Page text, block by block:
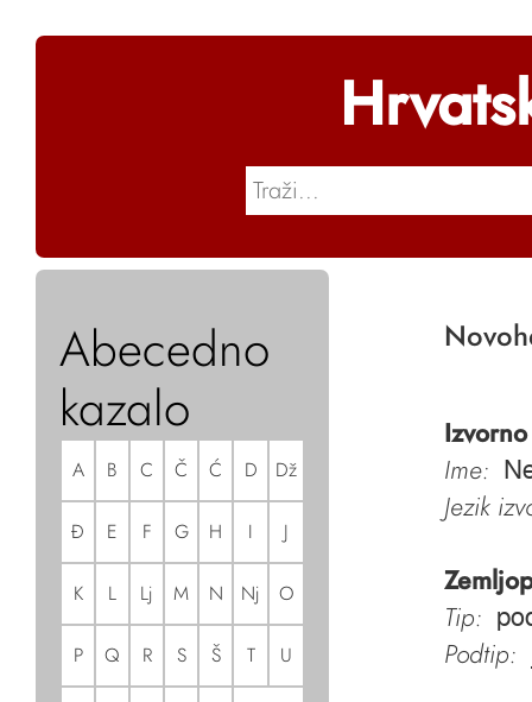
Abecedno
kazalo
A B C Č Ć D Dž
Đ E F G H I J
K L Lj M N Nj O
P Q R S Š T U
Ime:
Jezik
Tip:
Podtip: